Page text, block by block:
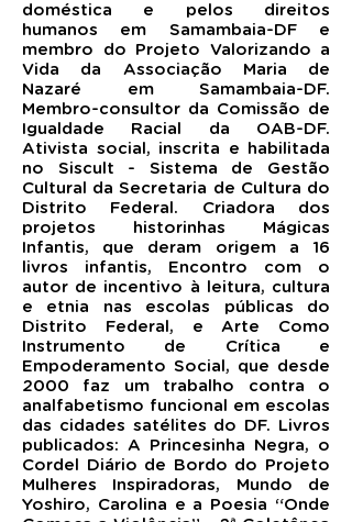
doméstica e pelos direitos
humanos em Samambaia-DF e
membro do Projeto Valorizando a
Vida da Associação Maria de
Nazaré em Samambaia-DF.
Membro-consultor da Comissão de
Igualdade Racial da OAB-DF.
Ativista social, inscrita e habilitada
no Siscult - Sistema de Gestão
Cultural da Secretaria de Cultura do
Distrito Federal. Criadora dos
projetos historinhas Mágicas
Infantis, que deram origem a 16
livros infantis, Encontro com o
autor de incentivo à leitura, cultura
e etnia nas escolas públicas do
Distrito Federal, e Arte Como
Instrumento de Crítica e
Empoderamento Social, que desde
2000 faz um trabalho contra o
analfabetismo funcional em escolas
das cidades satélites do DF. Livros
publicados: A Princesinha Negra, o
Cordel Diário de Bordo do Projeto
Mulheres Inspiradoras, Mundo de
Yoshiro, Carolina e a Poesia “Onde